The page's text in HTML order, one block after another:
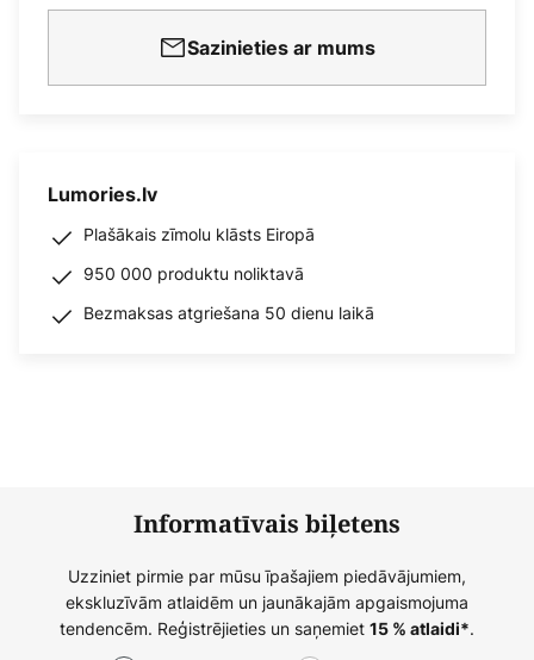
Sazinieties ar mums
Lumories.lv
Plašākais zīmolu klāsts Eiropā
950 000 produktu noliktavā
Bezmaksas atgriešana 50 dienu laikā
Informatīvais biļetens
Uzziniet pirmie par mūsu īpašajiem piedāvājumiem,
ekskluzīvām atlaidēm un jaunākajām apgaismojuma
tendencēm. Reģistrējieties un saņemiet 15 % atlaidi*.